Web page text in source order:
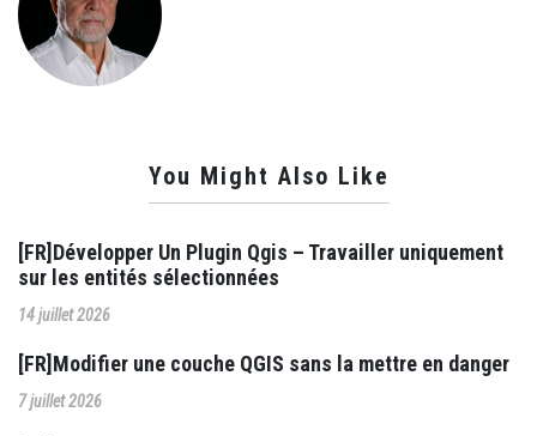
You Might Also Like
[FR]Développer Un Plugin Qgis – Travailler uniquement
sur les entités sélectionnées
14 juillet 2026
[FR]Modifier une couche QGIS sans la mettre en danger
7 juillet 2026